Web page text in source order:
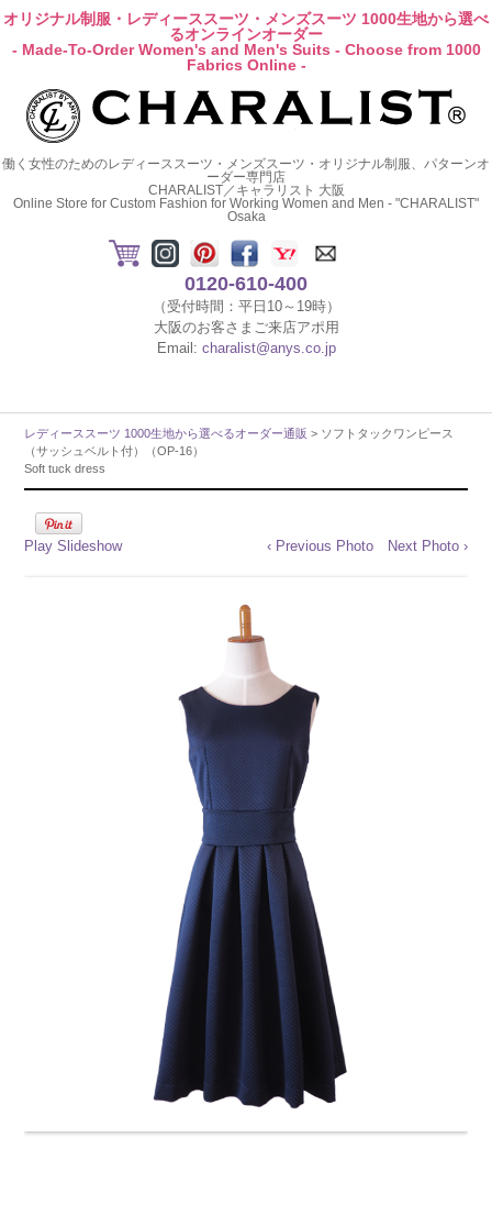
オリジナル制服・レディーススーツ・メンズスーツ 1000生地から選べ
るオンラインオーダー
- Made-To-Order Women's and Men's Suits - Choose from 1000
Fabrics Online -
働く女性のためのレディーススーツ・メンズスーツ・オリジナル制服、パターンオ
ーダー専門店
CHARALIST／キャラリスト 大阪
Online Store for Custom Fashion for Working Women and Men - "CHARALIST"
Osaka
0120-610-400
（受付時間：平日10～19時）
大阪のお客さまご来店アポ用
Email: charalist@anys.co.jp
レディーススーツ 1000生地から選べるオーダー通販 > ソフトタックワンピース
（サッシュベルト付）（OP-16）
Soft tuck dress
Play Slideshow ‹ Previous Photo Next Photo ›